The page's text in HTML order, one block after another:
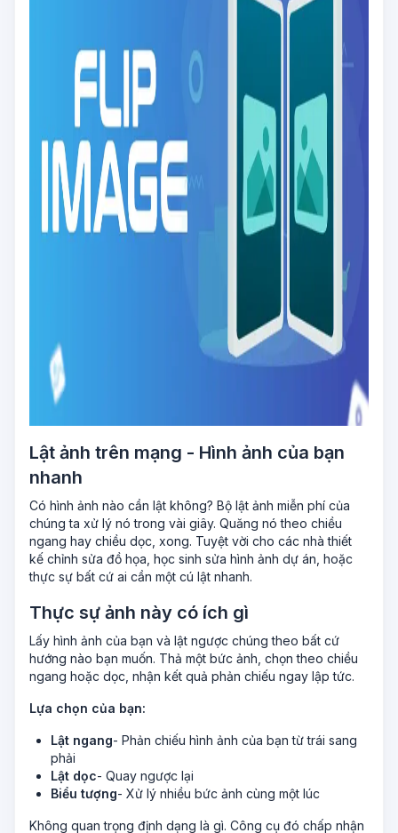
Lật ảnh trên mạng - Hình ảnh của bạn
nhanh
Có hình ảnh nào cần lật không? Bộ lật ảnh miễn phí của
chúng ta xử lý nó trong vài giây. Quăng nó theo chiều
ngang hay chiều dọc, xong. Tuyệt vời cho các nhà thiết
kế chỉnh sửa đồ họa, học sinh sửa hình ảnh dự án, hoặc
thực sự bất cứ ai cần một cú lật nhanh.
Thực sự ảnh này có ích gì
Lấy hình ảnh của bạn và lật ngược chúng theo bất cứ
hướng nào bạn muốn. Thả một bức ảnh, chọn theo chiều
ngang hoặc dọc, nhận kết quả phản chiếu ngay lập tức.
Lựa chọn của bạn:
Lật ngang- Phản chiếu hình ảnh của bạn từ trái sang
phải
Lật dọc- Quay ngược lại
Biểu tượng- Xử lý nhiều bức ảnh cùng một lúc
Không quan trọng định dạng là gì. Công cụ đó chấp nhận